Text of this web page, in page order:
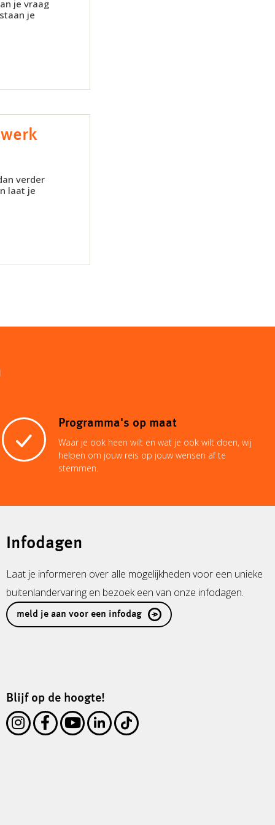
je vraag
je
verder
laat je
Programma's op maat
Waar je ook heen wilt en wat je ook wilt doen, wij
helpen om jouw reis op jouw wensen af te
stemmen.
Infodagen
Laat je informeren over alle mogelijkheden voor een unieke
buitenlandervaring en bezoek een van onze infodagen.
meld je aan voor een infodag
Blijf op de hoogte!